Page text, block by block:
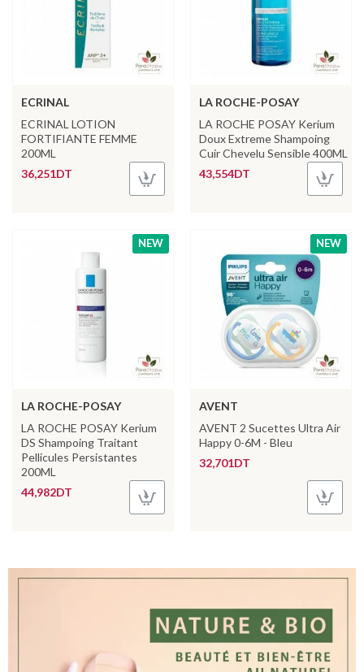
ECRINAL
ECRINAL LOTION
FORTIFIANTE FEMME
200ML
36,251DT
LA ROCHE-POSAY
LA ROCHE POSAY Kerium
Doux Extreme Shampoing
Cuir Chevelu Sensible 400ML
43,554DT
NEW
LA ROCHE-POSAY
LA ROCHE POSAY Kerium
DS Shampoing Traitant
Pellicules Persistantes
200ML
44,982DT
NEW
AVENT
AVENT 2 Sucettes Ultra Air
Happy 0-6M - Bleu
32,701DT